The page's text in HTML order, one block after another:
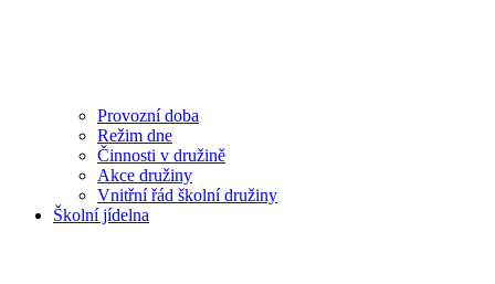
Provozní doba
Režim dne
Činnosti v družině
Akce družiny
Vnitřní řád školní družiny
Školní jídelna